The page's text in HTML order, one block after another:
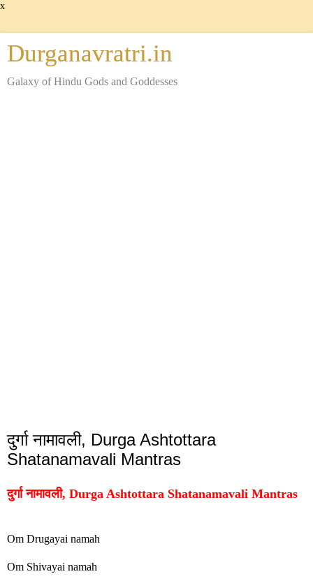
x
Durganavratri.in
Galaxy of Hindu Gods and Goddesses
दुर्गा नामावली, Durga Ashtottara
Shatanamavali Mantras
दुर्गा नामावली, Durga Ashtottara Shatanamavali Mantras
Om Drugayai namah
Om Shivayai namah